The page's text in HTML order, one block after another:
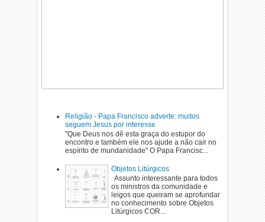
Religião - Papa Francisco adverte: muitos
seguem Jesus por interesse
"Que Deus nos dê esta graça do estupor do
encontro e também ele nos ajude a não cair no
espírito de mundanidade" O Papa Francisc...
Objetos Litúrgicos
Assunto interessante para todos
os ministros da comunidade e
leigos que queiram se aprofundar
no conhecimento sobre Objetos
Litúrgicos COR...